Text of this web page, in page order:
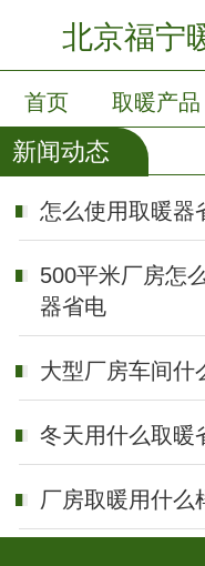
北京福宁
首页 取暖产品
公司简介 留言板
新闻动态
怎么使用取暖器
500平米厂房怎
器省电
大型厂房车间什
冬天用什么取暖
厂房取暖用什么